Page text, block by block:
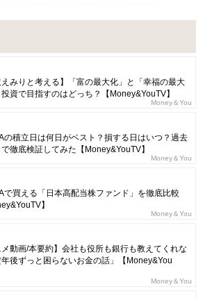
えみりと考える】「富の最大化」と「幸福の最大
資で目指すのはどっち？【Money&YouTV】
Money＆You
の積立日は何日がベスト？損する日はいつ？過去
徹底検証してみた【Money&YouTV】
Money＆You
で買える「日本高配当株ファンド」を徹底比較
】
Money＆You
メ動画/本要約】会社も役所も銀行も教えてくれな
年後ずっと困らないお金の話」【Money&You
Money＆You